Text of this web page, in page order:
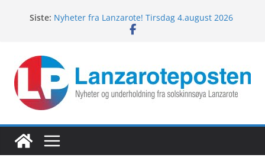
Siste: Nyheter fra Lanzarote! Tirsdag 4.august 2026
Lanzarotes enestående fugleliv
Nyheter fra Lanzarote! Onsdag 5.august 2026